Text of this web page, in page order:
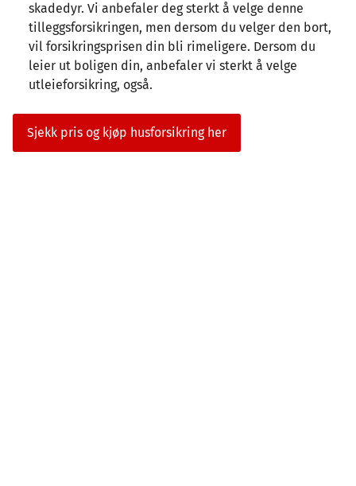
skadedyr. Vi anbefaler deg sterkt å velge denne
tilleggsforsikringen, men dersom du velger den bort,
vil forsikringsprisen din bli rimeligere. Dersom du
leier ut boligen din, anbefaler vi sterkt å velge
utleieforsikring, også.
Sjekk pris og kjøp husforsikring her